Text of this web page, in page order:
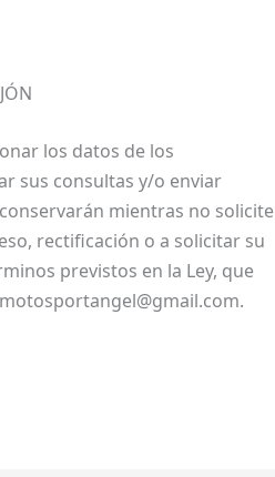
los datos de los
sus consultas y/o enviar
mientras no solicite
rectificación o a solicitar su
previstos en la Ley, que